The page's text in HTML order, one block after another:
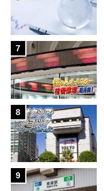
7
8
9